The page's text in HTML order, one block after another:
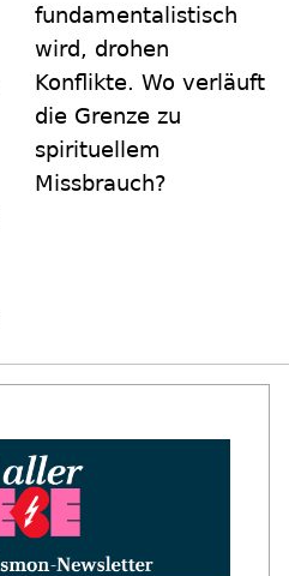
fundamentalistisch
wird, drohen
Konflikte. Wo verläuft
die Grenze zu
spirituellem
Missbrauch?